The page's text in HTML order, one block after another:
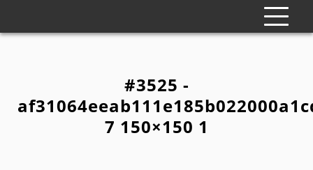
#3525 -
7 150×150 1